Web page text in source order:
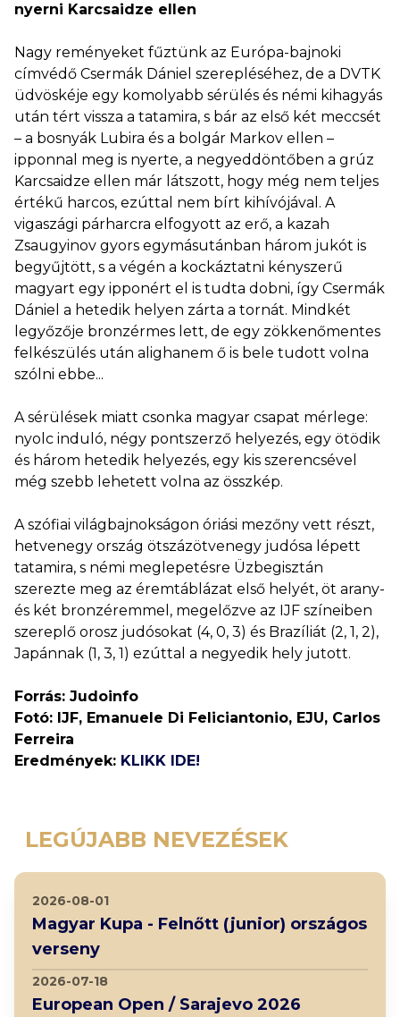
nyerni Karcsaidze ellen
Nagy reményeket fűztünk az Európa-bajnoki
címvédő Csermák Dániel szerepléséhez, de a DVTK
üdvöskéje egy komolyabb sérülés és némi kihagyás
után tért vissza a tatamira, s bár az első két meccsét
– a bosnyák Lubira és a bolgár Markov ellen –
ipponnal meg is nyerte, a negyeddöntőben a grúz
Karcsaidze ellen már látszott, hogy még nem teljes
értékű harcos, ezúttal nem bírt kihívójával. A
vigaszági párharcra elfogyott az erő, a kazah
Zsaugyinov gyors egymásutánban három jukót is
begyűjtött, s a végén a kockáztatni kényszerű
magyart egy ipponért el is tudta dobni, így Csermák
Dániel a hetedik helyen zárta a tornát. Mindkét
legyőzője bronzérmes lett, de egy zökkenőmentes
felkészülés után alighanem ő is bele tudott volna
szólni ebbe...
A sérülések miatt csonka magyar csapat mérlege:
nyolc induló, négy pontszerző helyezés, egy ötödik
és három hetedik helyezés, egy kis szerencsével
még szebb lehetett volna az összkép.
A szófiai világbajnokságon óriási mezőny vett részt,
hetvenegy ország ötszázötvenegy judósa lépett
tatamira, s némi meglepetésre Üzbegisztán
szerezte meg az éremtáblázat első helyét, öt arany-
és két bronzéremmel, megelőzve az IJF színeiben
szereplő orosz judósokat (4, 0, 3) és Brazíliát (2, 1, 2),
Japánnak (1, 3, 1) ezúttal a negyedik hely jutott.
Forrás: Judoinfo
Fotó: IJF, Emanuele Di Feliciantonio, EJU, Carlos
Ferreira
Eredmények: KLIKK IDE!
LEGÚJABB NEVEZÉSEK
2026-08-01
Magyar Kupa - Felnőtt (junior) országos
verseny
2026-07-18
European Open / Sarajevo 2026